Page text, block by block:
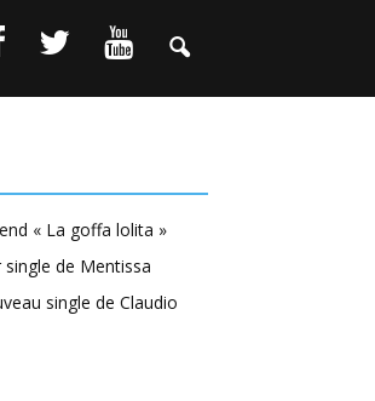
« La goffa lolita »
de Mentissa
single de Claudio